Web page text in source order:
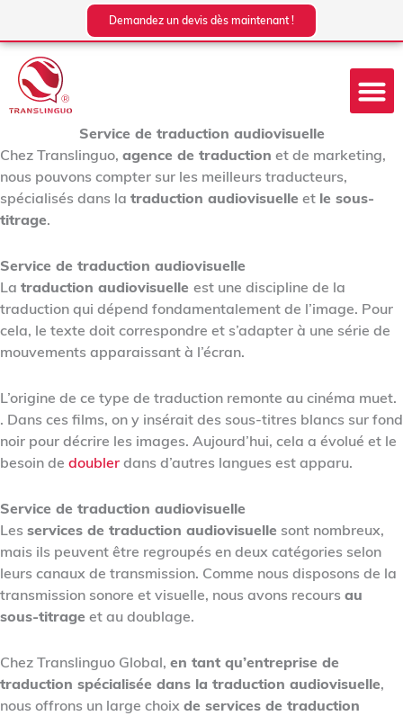
contenu
Demandez un devis dès maintenant !
Service de traduction audiovisuelle
Chez Translinguo, agence de traduction et de marketing,
nous pouvons compter sur les meilleurs traducteurs,
spécialisés dans la traduction audiovisuelle et le sous-
titrage.
Service de traduction audiovisuelle
La traduction audiovisuelle est une discipline de la
traduction qui dépend fondamentalement de l’image. Pour
cela, le texte doit correspondre et s’adapter à une série de
mouvements apparaissant à l’écran.
L’origine de ce type de traduction remonte au cinéma muet.
. Dans ces films, on y insérait des sous-titres blancs sur fond
noir pour décrire les images. Aujourd’hui, cela a évolué et le
besoin de doubler dans d’autres langues est apparu.
Service de traduction audiovisuelle
Les services de traduction audiovisuelle sont nombreux,
mais ils peuvent être regroupés en deux catégories selon
leurs canaux de transmission. Comme nous disposons de la
transmission sonore et visuelle, nous avons recours au
sous-titrage et au doublage.
Chez Translinguo Global, en tant qu’entreprise de
traduction spécialisée dans la traduction audiovisuelle,
nous offrons un large choix de services de traduction